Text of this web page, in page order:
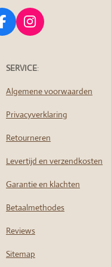
F
a
e
o
k
I
n
t
g
a
SERVICE:
Algemene voorwaarden
Privacyverklaring
Retourneren
Levertijd en verzendkosten
Garantie en klachten
Betaalmethodes
Reviews
Sitemap